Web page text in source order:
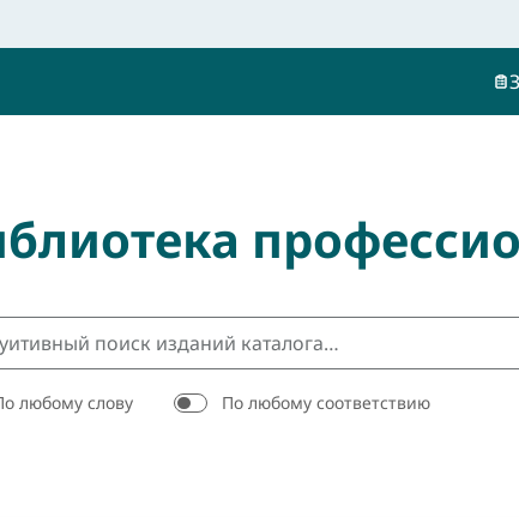
любому слову По любому соответствию